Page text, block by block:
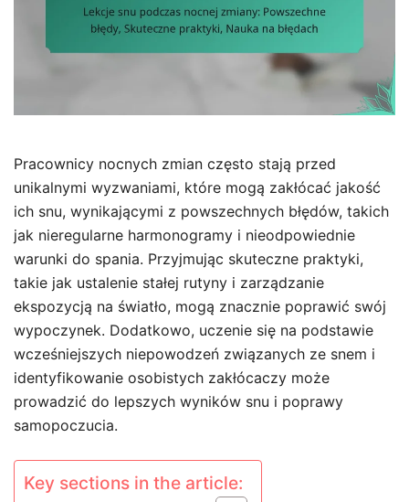
Pracownicy nocnych zmian często stają przed
unikalnymi wyzwaniami, które mogą zakłócać jakość
ich snu, wynikającymi z powszechnych błędów, takich
jak nieregularne harmonogramy i nieodpowiednie
warunki do spania. Przyjmując skuteczne praktyki,
takie jak ustalenie stałej rutyny i zarządzanie
ekspozycją na światło, mogą znacznie poprawić swój
wypoczynek. Dodatkowo, uczenie się na podstawie
wcześniejszych niepowodzeń związanych ze snem i
identyfikowanie osobistych zakłócaczy może
prowadzić do lepszych wyników snu i poprawy
samopoczucia.
Key sections in the article: